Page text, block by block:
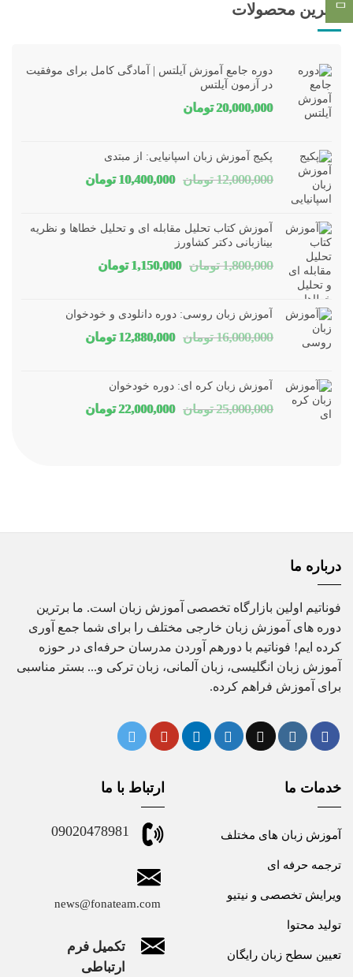
بهترین محصولات
دوره جامع آموزش آیلتس | آمادگی کامل برای موفقیت
در آزمون آیلتس
20,000,000 تومان
پکیج آموزش زبان اسپانیایی: از مبتدی
12,000,000 تومان قیمت
بود.
10,400,000 تومانقیمت
است.
آموزش کتاب تحلیل مقابله ای و تحلیل خطاها و نظریه
بینازبانی دکتر کشاورز
1,800,000 تومان قیمت
بود.
1,150,000 تومانقیمت
است.
آموزش زبان روسی: دوره دانلودی و خودخوان
16,000,000 تومان قیمت
بود.
12,880,000 تومانقیمت
آموزش زبان کره ای: دوره خودخوان
25,000,000 تومان قیمت
22,000,000 تومانقیمت
درباره ما
فوناتیم اولین بازارگاه تخصصی آموزش زبان است. ما برترین
دوره های آموزش زبان خارجی مختلف را برای شما جمع آوری
کرده ایم! فوناتیم با دورهم آوردن مدرسان حرفه‌ای در حوزه
آموزش زبان انگلیسی، زبان آلمانی، زبان ترکی و... بستر مناسبی
برای آموزش فراهم کرده.
خدمات ما
آموزش زبان های مختلف
ترجمه حرفه ای
ویرایش تخصصی و نیتیو
تولید محتوا
تعیین سطح زبان رایگان
ارتباط با ما
09020478981
news@fonateam.com
تکمیل فرم
ارتباطی